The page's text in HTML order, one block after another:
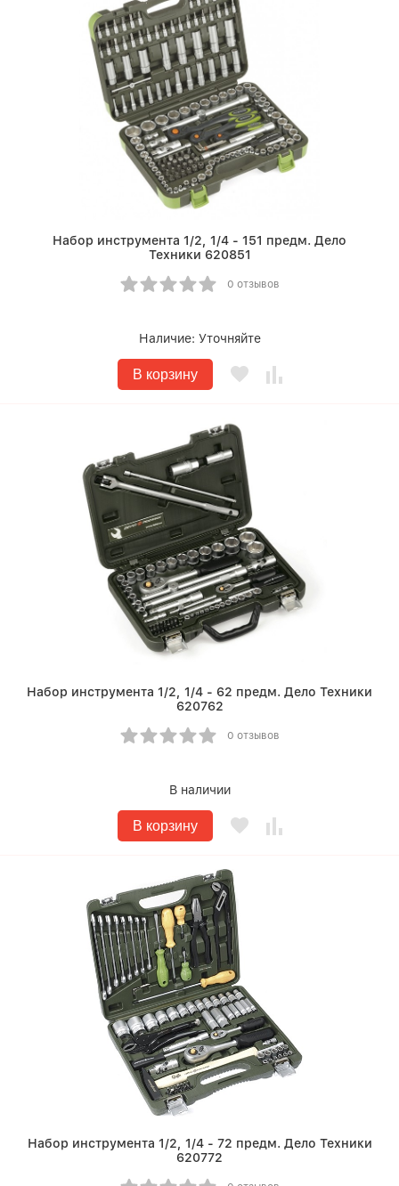
Набор инструмента 1/2, 1/4 - 151 предм. Дело
Техники 620851
0 отзывов
Наличие: Уточняйте
В корзину
Набор инструмента 1/2, 1/4 - 62 предм. Дело Техники
620762
0 отзывов
В наличии
В корзину
Набор инструмента 1/2, 1/4 - 72 предм. Дело Техники
620772